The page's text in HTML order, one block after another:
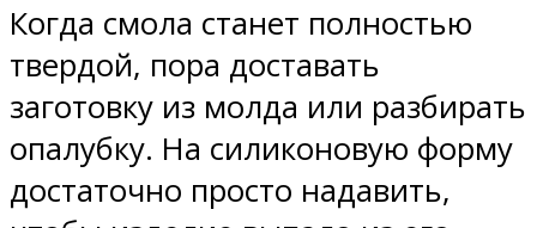
Когда смола станет полностью
твердой, пора доставать
заготовку из молда или разбирать
опалубку. На силиконовую форму
достаточно просто надавить,